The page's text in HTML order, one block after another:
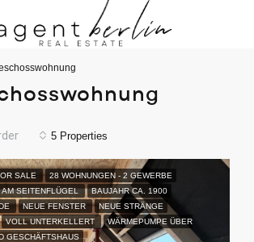
5 Properties
SALE
28 WOHNUNGEN - 2 GEWERBE
AM SEITENFLÜGEL
BAUJAHR CA. 1900
NEUE FENSTER
NEUE STRÄNGE
VOLL UNTERKELLERT
WÄRMEPUMPE ÜBER
GESCHÄFTSHAUS